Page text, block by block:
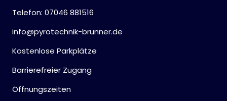
Telefon: 07046 881516
info@pyrotechnik-brunner.de
Kostenlose Parkplätze
Barrierefreier Zugang
Öffnungszeiten